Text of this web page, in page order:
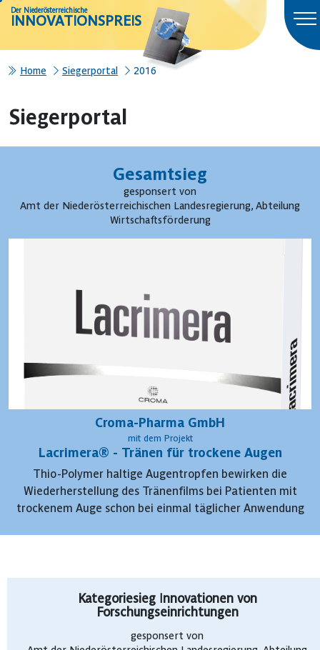
Der Niederösterreichische
INNOVATIONSPREIS
Home Siegerportal 2016
Siegerportal
Gesamtsieg
gesponsert von
Amt der Niederösterreichischen Landesregierung, Abteilung
Wirtschaftsförderung
Croma-Pharma GmbH
mit dem Projekt
Lacrimera® - Tränen für trockene Augen
Thio-Polymer haltige Augentropfen bewirken die
Wiederherstellung des Tränenfilms bei Patienten mit
trockenem Auge schon bei einmal täglicher Anwendung
Kategoriesieg Innovationen von
Forschungseinrichtungen
gesponsert von